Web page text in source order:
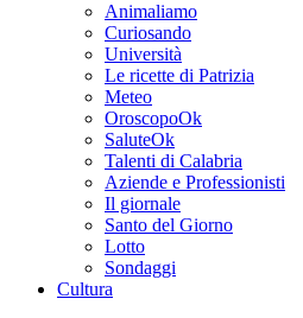
Animaliamo
Curiosando
Università
Le ricette di Patrizia
Meteo
OroscopoOk
SaluteOk
Talenti di Calabria
Aziende e Professionisti
Il giornale
Santo del Giorno
Lotto
Sondaggi
Cultura